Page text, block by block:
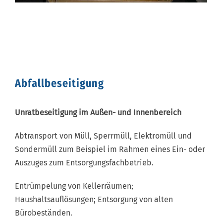
Abfallbeseitigung
Unratbeseitigung im Außen- und Innenbereich
Abtransport von Müll, Sperrmüll, Elektromüll und
Sondermüll zum Beispiel im Rahmen eines Ein- oder
Auszuges zum Entsorgungsfachbetrieb.
Entrümpelung von Kellerräumen;
Haushaltsauflösungen; Entsorgung von alten
Bürobeständen.